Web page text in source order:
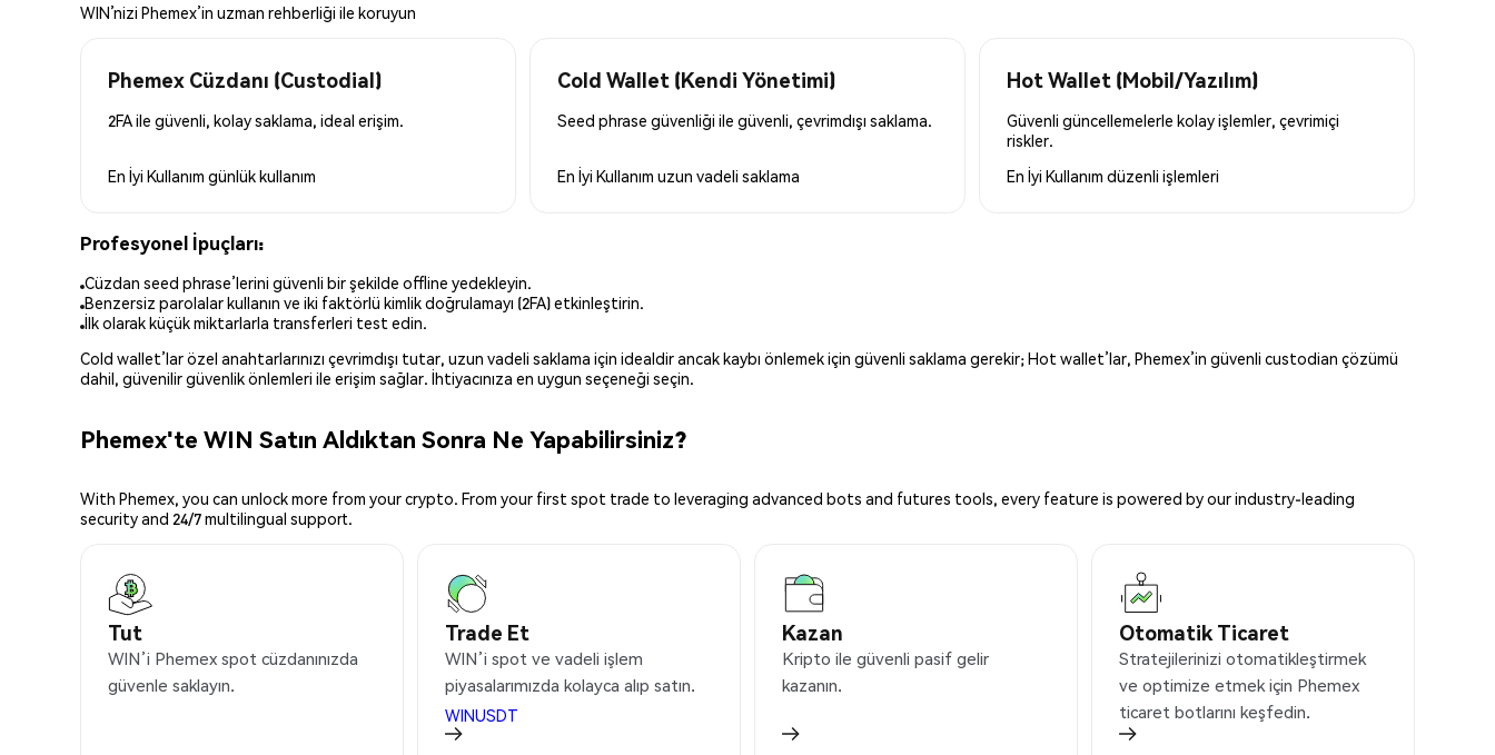
WIN’nizi Phemex’in uzman rehberliği ile koruyun
Phemex Cüzdanı (Custodial)
2FA ile güvenli, kolay saklama, ideal erişim.
En İyi Kullanım günlük kullanım
Cold Wallet (Kendi Yönetimi)
Seed phrase güvenliği ile güvenli, çevrimdışı saklama.
En İyi Kullanım uzun vadeli saklama
Hot Wallet (Mobil/Yazılım)
Güvenli güncellemelerle kolay işlemler, çevrimiçi
riskler.
En İyi Kullanım düzenli işlemleri
Profesyonel İpuçları:
Cüzdan seed phrase’lerini güvenli bir şekilde offline yedekleyin.
Benzersiz parolalar kullanın ve iki faktörlü kimlik doğrulamayı (2FA) etkinleştirin.
İlk olarak küçük miktarlarla transferleri test edin.
Cold wallet’lar özel anahtarlarınızı çevrimdışı tutar, uzun vadeli saklama için idealdir ancak kaybı önlemek için güvenli saklama gerekir; Hot wallet’lar, Phemex’in güvenli custodian çözümü
dahil, güvenilir güvenlik önlemleri ile erişim sağlar. İhtiyacınıza en uygun seçeneği seçin.
Phemex'te WIN Satın Aldıktan Sonra Ne Yapabilirsiniz?
With Phemex, you can unlock more from your crypto. From your first spot trade to leveraging advanced bots and futures tools, every feature is powered by our industry-leading
security and 24/7 multilingual support.
Tut
WIN’i Phemex spot cüzdanınızda
güvenle saklayın.
Trade Et
WIN’i spot ve vadeli işlem
piyasalarımızda kolayca alıp satın.
WINUSDT
Kazan
Kripto ile güvenli pasif gelir
kazanın.
Otomatik Ticaret
Stratejilerinizi otomatikleştirmek
ve optimize etmek için Phemex
ticaret botlarını keşfedin.